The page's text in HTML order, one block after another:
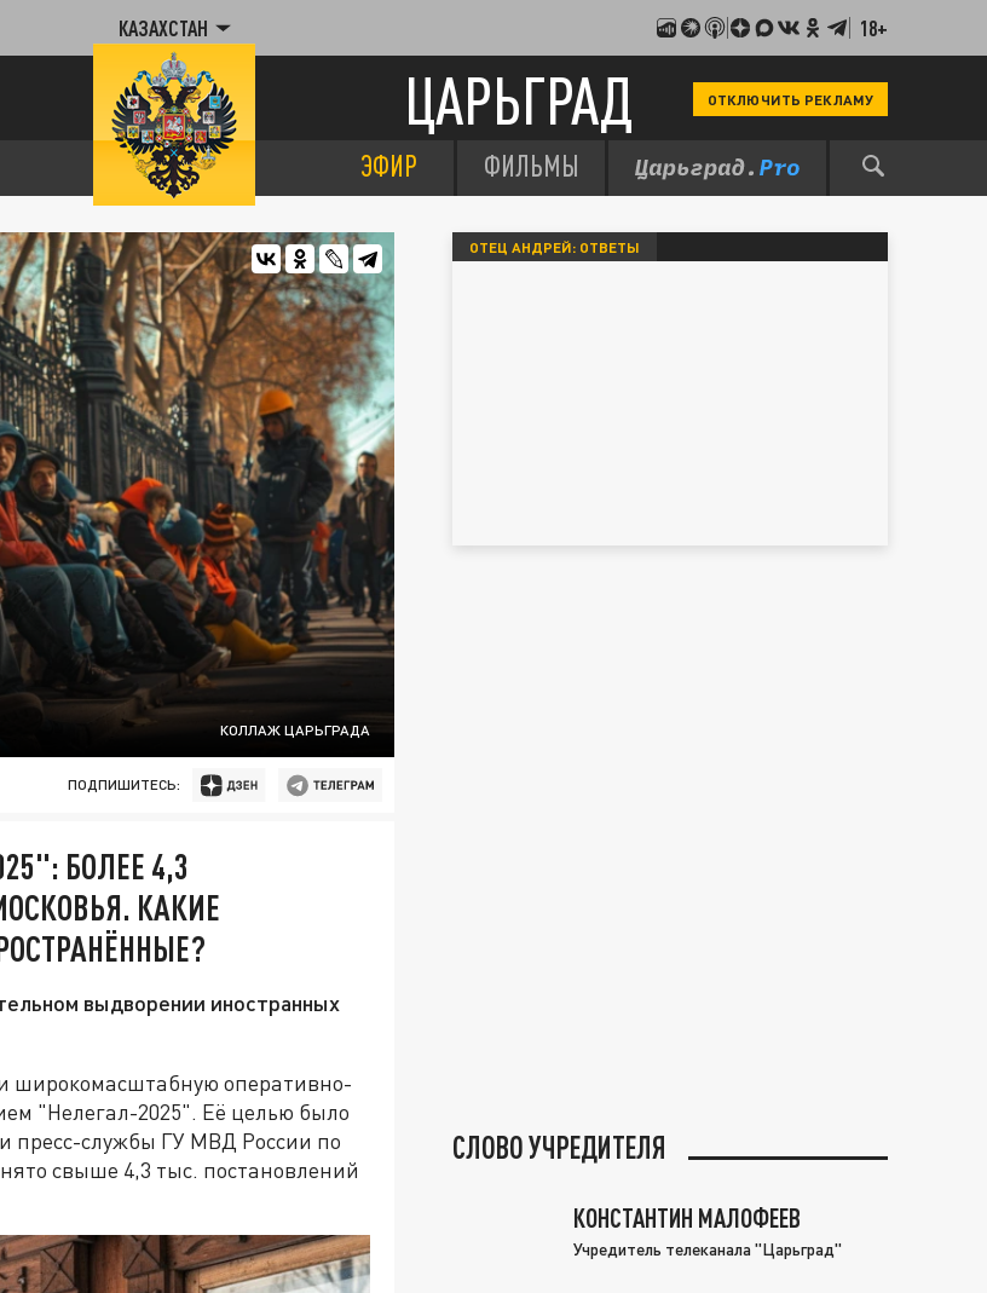
КАЗАХСТАН 18+
ЦАРЬГРАД ОТКЛЮЧИТЬ РЕКЛАМУ
ЭФИР ФИЛЬМЫ
КОЛЛАЖ ЦАРЬГРАДА
ПОДПИШИТЕСЬ:
БОЛЕЕ 4,3
КАКИЕ
выдворении иностранных
широкомасштабную оперативно-
"Нелегал-2025". Её целью было
пресс-службы ГУ МВД России по
свыше 4,3 тыс. постановлений
ОТЕЦ АНДРЕЙ: ОТВЕТЫ
СЛОВО УЧРЕДИТЕЛЯ
КОНСТАНТИН МАЛОФЕЕВ
Учредитель телеканала "Царьград"